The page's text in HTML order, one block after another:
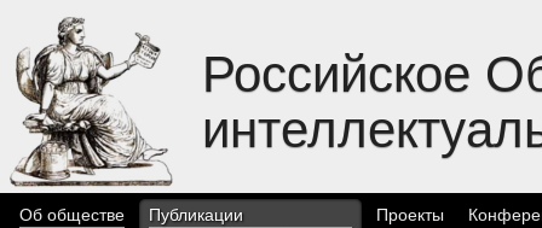
Российское
Об обществе Публикации Проекты